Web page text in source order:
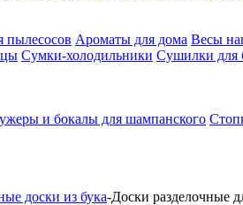
пылесосов Ароматы для дома Весы
Сумки-холодильники Сушилки для
и бокалы для шампанского
доски из бука-Доски разделочные